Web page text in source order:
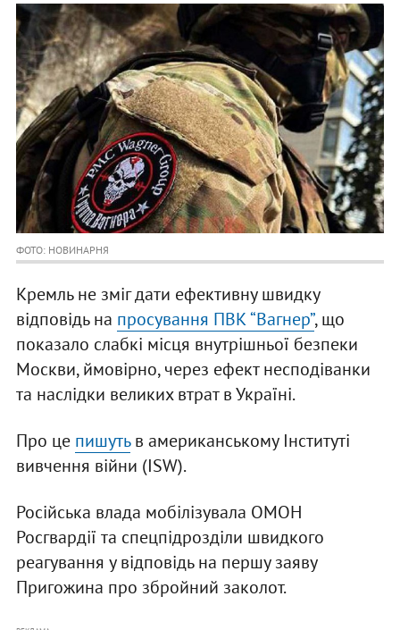
ФОТО: НОВИНАРНЯ
Кремль не зміг дати ефективну швидку
відповідь на просування ПВК “Вагнер”, що
показало слабкі місця внутрішньої безпеки
Москви, ймовірно, через ефект несподіванки
та наслідки великих втрат в Україні.
Про це пишутьв американському Інституті
вивчення війни (ISW).
Російська влада мобілізувала ОМОН
Росгвардії та спецпідрозділи швидкого
реагування у відповідь на першу заяву
Пригожина про збройний заколот.